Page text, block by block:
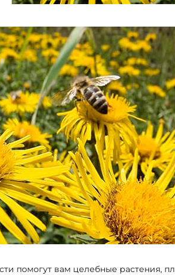
помогут вам целебные растения,